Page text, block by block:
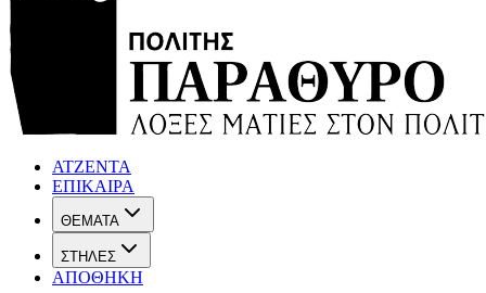
ΑΤΖΕΝΤΑ
ΕΠΙΚΑΙΡΑ
ΘΕΜΑΤΑ
ΣΤΗΛΕΣ
ΑΠΟΘΗΚΗ